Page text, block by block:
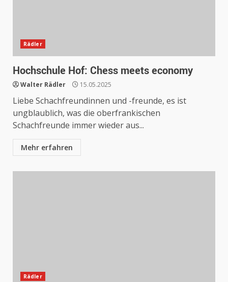
Rädler
Hochschule Hof: Chess meets economy
Walter Rädler 15.05.2025
Liebe Schachfreundinnen und -freunde, es ist
ungblaublich, was die oberfrankischen
Schachfreunde immer wieder aus...
Mehr erfahren
Rädler